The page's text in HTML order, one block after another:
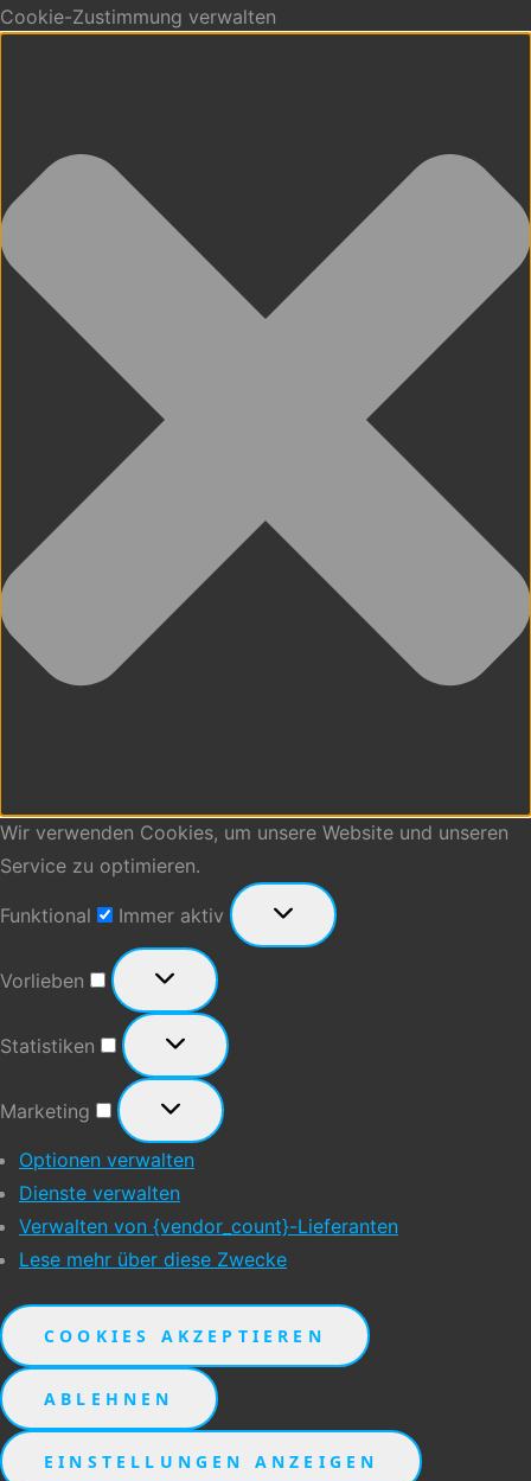
Cookie-Zustimmung verwalten
Wir verwenden Cookies, um unsere Website und unseren
Service zu optimieren.
Funktional Immer aktiv
Vorlieben
Vorlieben
Statistiken
Statistiken
Marketing
Marketing
Optionen verwalten
Dienste verwalten
Verwalten von {vendor_count}-Lieferanten
Lese mehr über diese Zwecke
COOKIES AKZEPTIEREN
ABLEHNEN
EINSTELLUNGEN ANZEIGEN